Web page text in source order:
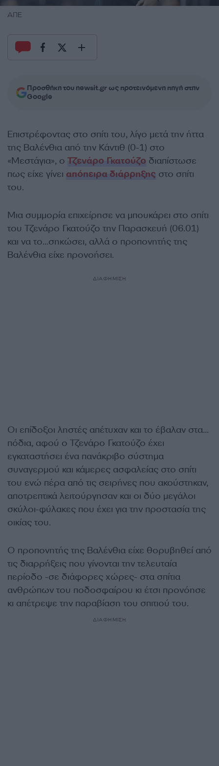
ΑΠΕ
Προσθήκη του newsit.gr ως προτεινόμενη πηγή στην
Google
Επιστρέφοντας στο σπίτι του, λίγο μετά την ήττα
της Βαλένθια από την Κάντιθ (0-1) στο
«Μεστάγια», ο Τζενάρο Γκατούζο διαπίστωσε
πως είχε γίνει απόπειρα διάρρηξης στο σπίτι
του.
Μια συμμορία επιχείρησε να μπουκάρει στο σπίτι
του Τζενάρο Γκατούζο την Παρασκευή (06.01)
και να το…σηκώσει, αλλά ο προπονητής της
Βαλένθια είχε προνοήσει.
ΔΙΑΦΗΜΙΣΗ
Οι επίδοξοι ληστές απέτυχαν και το έβαλαν στα…
πόδια, αφού ο Τζενάρο Γκατούζο έχει
εγκαταστήσει ένα πανάκριβο σύστημα
συναγερμού και κάμερες ασφαλείας στο σπίτι
του ενώ πέρα από τις σειρήνες που ακούστηκαν,
αποτρεπτικά λειτούργησαν και οι δύο μεγάλοι
σκύλοι-φύλακες που έχει για την προστασία της
οικίας του.
Ο προπονητής της Βαλένθια είχε θορυβηθεί από
τις διαρρήξεις που γίνονται την τελευταία
περίοδο -σε διάφορες χώρες- στα σπίτια
ανθρώπων του ποδοσφαίρου κι έτσι προνόησε
κι απέτρεψε την παραβίαση του σπιτιού του.
ΔΙΑΦΗΜΙΣΗ